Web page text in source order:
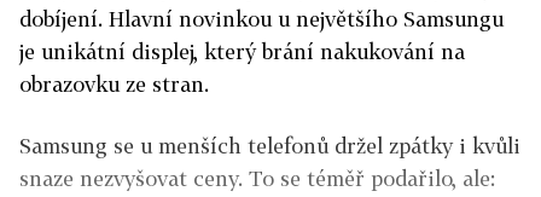
dobíjení. Hlavní novinkou u největšího Samsungu
je unikátní displej, který brání nakukování na
obrazovku ze stran.
Samsung se u menších telefonů držel zpátky i kvůli
snaze nezvyšovat ceny. To se téměř podařilo, ale: